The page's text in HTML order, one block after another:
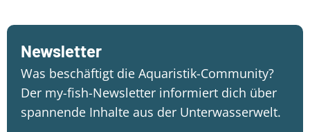
Newsletter
Was beschäftigt die Aquaristik-Community?
Der my-fish-Newsletter informiert dich über
spannende Inhalte aus der Unterwasserwelt.